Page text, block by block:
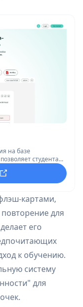
на базе
студентам
и учиться с
обучения, таких
повторения.
картами,
для
его
к обучению.
систему
для